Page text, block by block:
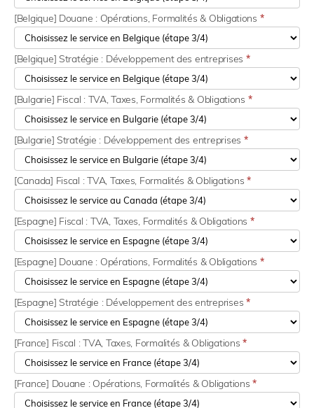
[Belgique] Douane : Opérations, Formalités & Obligations *
[Belgique] Stratégie : Développement des entreprises *
[Bulgarie] Fiscal : TVA, Taxes, Formalités & Obligations *
[Bulgarie] Stratégie : Développement des entreprises *
[Canada] Fiscal : TVA, Taxes, Formalités & Obligations*
[Espagne] Fiscal : TVA, Taxes, Formalités & Obligations *
[Espagne] Douane : Opérations, Formalités & Obligations *
[Espagne] Stratégie : Développement des entreprises *
[France] Fiscal : TVA, Taxes, Formalités & Obligations*
[France] Douane : Opérations, Formalités & Obligations*